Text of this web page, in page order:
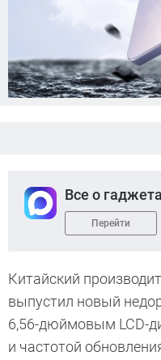
Все о
Перейти
Китайский
выпустил новый
6,56-дюймовым LCD-
и частотой